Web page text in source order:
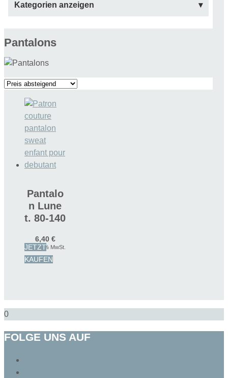
Kategorien anzeigen
Pantalons
Pantalo
n Lune
t. 80-140
6,40 €
inkl. 19 % MwSt.
JETZT
KAUFEN
0
FOLGE UNS AUF